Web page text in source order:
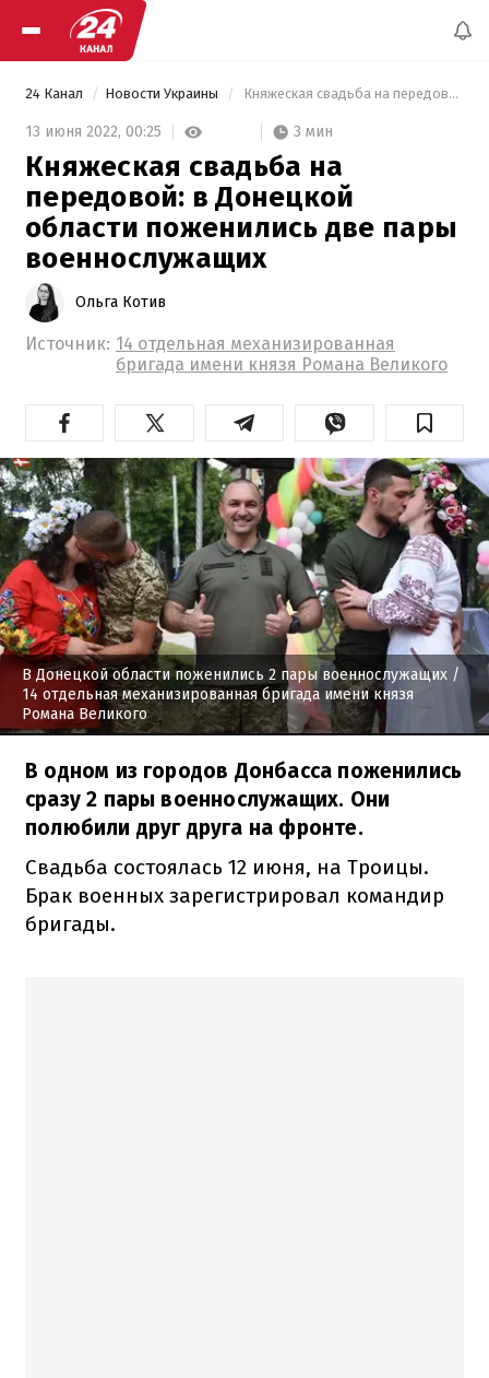
24 Канал Новости Украины Княжеская свадьба на передовой: в Донецкой области поженились две пары военнослужащих
13 июня 2022, 00:25 3 мин
Княжеская свадьба на
передовой: в Донецкой
области поженились две пары
военнослужащих
Ольга Котив
Источник: 14 отдельная механизированная
бригада имени князя Романа Великого
В Донецкой области поженились 2 пары военнослужащих /
14 отдельная механизированная бригада имени князя
Романа Великого
В одном из городов Донбасса поженились
сразу 2 пары военнослужащих. Они
полюбили друг друга на фронте.
Свадьба состоялась 12 июня, на Троицы.
Брак военных зарегистрировал командир
бригады.